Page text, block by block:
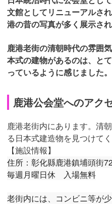
文館としてリニューアルさ
港の昔の写真が多く展示され
鹿港老街の清朝時代の雰囲
本式の建物があるのは、と
っているように感じました。
鹿港公会堂へのアク
鹿港老街内にあります。清
る日本式建造物を見つけて
【施設情報】
住所：彰化縣鹿港鎮埔頭街
毎週月曜日休 入場無料
老街内には、コンビニ等が